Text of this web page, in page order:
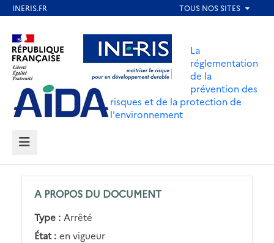
contenu
principal
Aller au contenu Aller au menu
Aller au pied de page
La
réglementation
de la
prévention des
risques et de la protection de
l'environnement
MENU
A PROPOS DU DOCUMENT
Type : Arrêté
État : en vigueur